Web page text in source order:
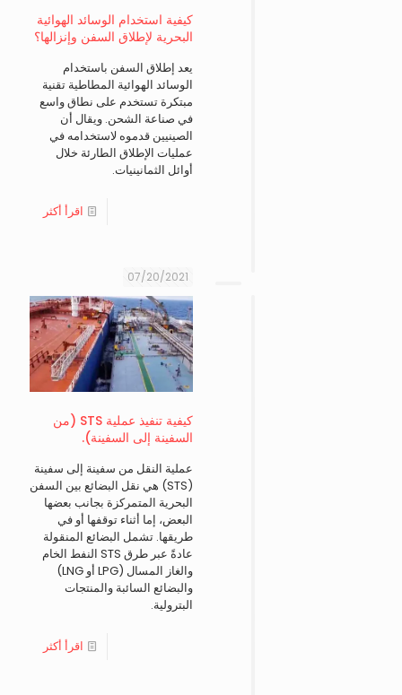
كيفية استخدام الوسائد الهوائية
البحرية لإطلاق السفن وإنزالها؟
يعد إطلاق السفن باستخدام
الوسائد الهوائية المطاطية تقنية
مبتكرة تستخدم على نطاق واسع
في صناعة الشحن. ويقال أن
الصينيين قدموه لاستخدامه في
عمليات الإطلاق الطارئة خلال
أوائل الثمانينيات.
اقرأ أكثر
07/20/2021
كيفية تنفيذ عملية STS (من
السفينة إلى السفينة).
عملية النقل من سفينة إلى سفينة
(STS) هي نقل البضائع بين السفن
البحرية المتمركزة بجانب بعضها
البعض، إما أثناء توقفها أو في
طريقها. تشمل البضائع المنقولة
عادةً عبر طرق STS النفط الخام
والغاز المسال (LPG أو LNG)
والبضائع السائبة والمنتجات
البترولية.
اقرأ أكثر